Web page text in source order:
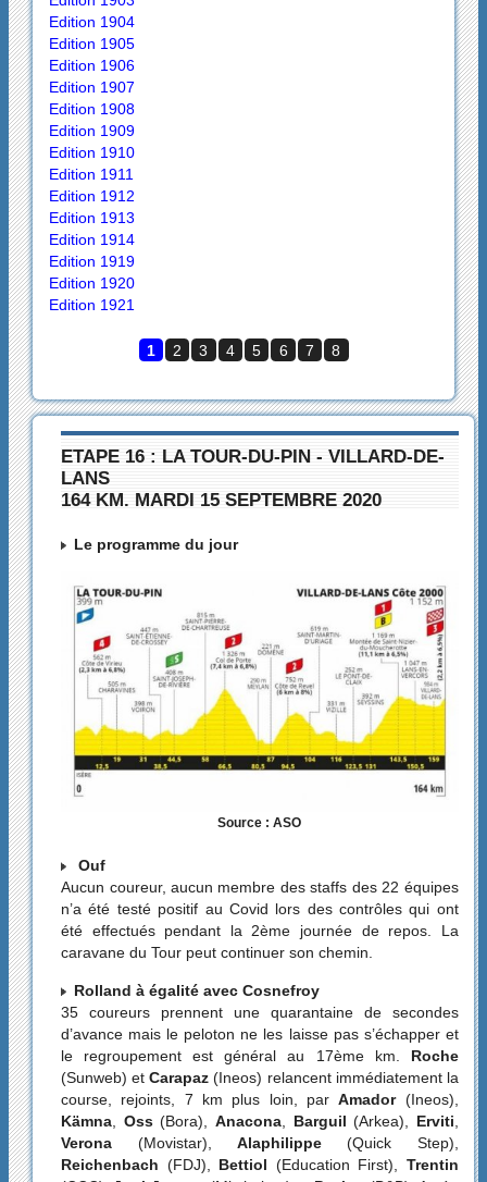
Edition 1904
Edition 1905
Edition 1906
Edition 1907
Edition 1908
Edition 1909
Edition 1910
Edition 1911
Edition 1912
Edition 1913
Edition 1914
Edition 1919
Edition 1920
Edition 1921
1 2 3 4 5 6 7 8
ETAPE 16 : LA TOUR-DU-PIN - VILLARD-DE-
LANS
164 KM. MARDI 15 SEPTEMBRE 2020
Le programme du jour
Source : ASO
Ouf
Aucun coureur, aucun membre des staffs des 22 équipes
n’a été testé positif au Covid lors des contrôles qui ont
été effectués pendant la 2ème journée de repos. La
caravane du Tour peut continuer son chemin.
Rolland à égalité avec Cosnefroy
35 coureurs prennent une quarantaine de secondes
d’avance mais le peloton ne les laisse pas s’échapper et
le regroupement est général au 17ème km. Roche
(Sunweb) etCarapaz (Ineos) relancent immédiatement la
course, rejoints, 7 km plus loin, parAmador (Ineos),
Kämna
Oss(Bora), Anacona, Barguil(Arkea), Erviti
Verona (Movistar), Alaphilippe(Quick Step),
Reichenbach (FDJ), Bettiol (Education First), Trentin